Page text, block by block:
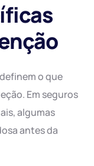
o que
Em seguros
algumas
antes da